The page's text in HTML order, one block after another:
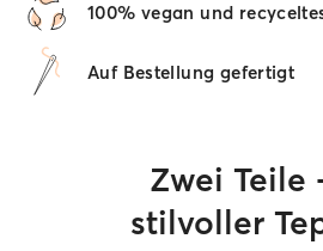
100% vegan und
Auf Bestellung gefertigt
Zwei Teile
stilvoller